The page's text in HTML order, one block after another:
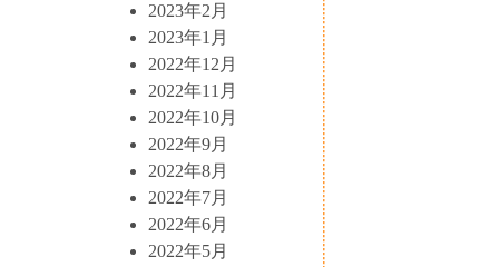
2023年2月
2023年1月
2022年12月
2022年11月
2022年10月
2022年9月
2022年8月
2022年7月
2022年6月
2022年5月